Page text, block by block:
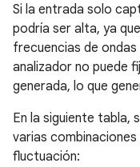
Si la entrada solo
podría ser alta, ya
frecuencias de ondas
analizador no puede
generada, lo que
En la siguiente tabla,
varias
fluctuación: